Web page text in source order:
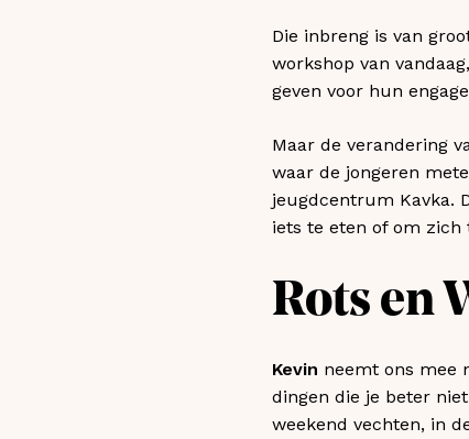
Die inbreng is van
workshop van
geven voor hun
Maar de verandering
waar de jongeren
jeugdcentrum Kavka.
iets te eten of om zich
Rots en
Kevin neemt ons mee
dingen die je beter
weekend vechten, in